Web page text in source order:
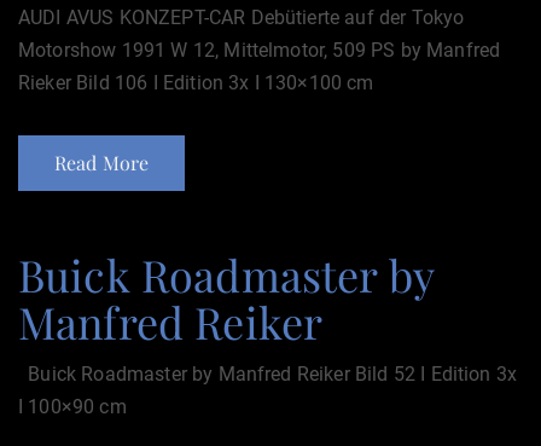
AUDI AVUS KONZEPT-CAR Debütierte auf der Tokyo
Motorshow 1991 W 12, Mittelmotor, 509 PS by Manfred
Rieker Bild 106 I Edition 3x I 130×100 cm
Read More
Buick Roadmaster by
Manfred Reiker
Buick Roadmaster by Manfred Reiker Bild 52 I Edition 3x
I 100×90 cm